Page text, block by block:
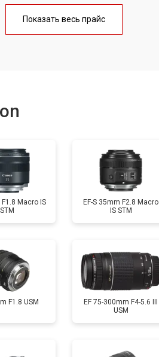
от 60 мин
от 80 мин
Показать весь прайс
Macro IS
STM
EF-S 35mm F2.8 Macro
IS STM
F1.8 USM
EF 75-300mm F4-5.6 III
USM